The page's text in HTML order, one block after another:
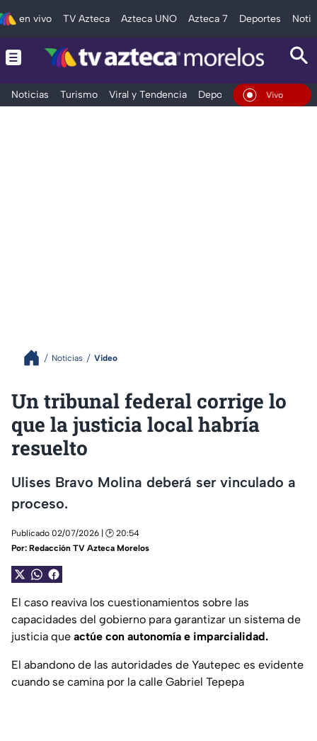
en vivo TV Azteca Azteca UNO Azteca 7 Deportes
Noticias Turismo Viral y Tendencia Deportes Espectáculos
En Vivo
Noticias Video
Un tribunal federal corrige lo
que la justicia local habría
resuelto
Ulises Bravo Molina deberá ser vinculado a
proceso.
Publicado 02/07/2026 | 🕑 20:54
Por: Redacción TV Azteca Morelos
El caso reaviva los cuestionamientos sobre las
capacidades del gobierno para garantizar un sistema de
justicia que actúe con autonomía e imparcialidad.
El abandono de las autoridades de Yautepec es evidente
cuando se camina por la calle Gabriel Tepepa